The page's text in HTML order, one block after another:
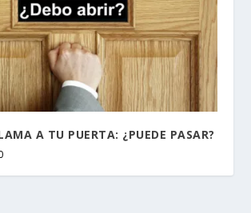
A TU PUERTA: ¿PUEDE PASAR?